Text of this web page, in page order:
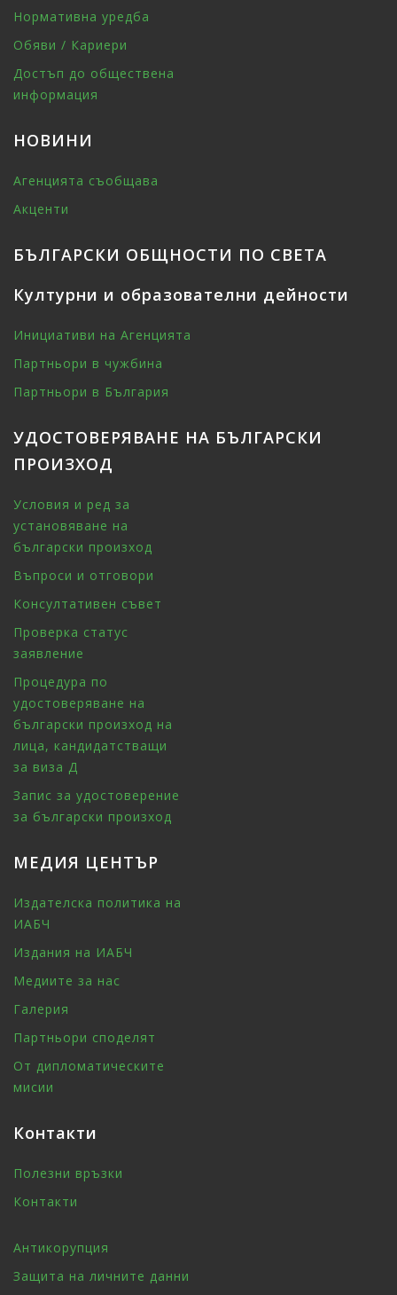
Нормативна уредба
Обяви / Кариери
Достъп до обществена
информация
НОВИНИ
Агенцията съобщава
Акценти
БЪЛГАРСКИ ОБЩНОСТИ ПО СВЕТА
Културни и образователни дейности
Инициативи на Агенцията
Партньори в чужбина
Партньори в България
УДОСТОВЕРЯВАНЕ НА БЪЛГАРСКИ
ПРОИЗХОД
Условия и ред за
установяване на
български произход
Въпроси и отговори
Консултативен съвет
Проверка статус
заявление
Процедура по
удостоверяване на
български произход на
лица, кандидатстващи
за виза Д
Запис за удостоверение
за български произход
МЕДИЯ ЦЕНТЪР
Издателска политика на
ИАБЧ
Издания на ИАБЧ
Медиите за нас
Галерия
Партньори споделят
От дипломатическите
мисии
Контакти
Полезни връзки
Контакти
Антикорупция
Защита на личните данни